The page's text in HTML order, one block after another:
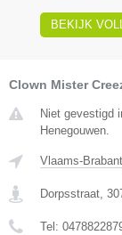
BEKIJK
Clown Mister
Niet gevestigd
Henegouwen.
Vlaams-Brabant
Dorpsstraat,
Tel: